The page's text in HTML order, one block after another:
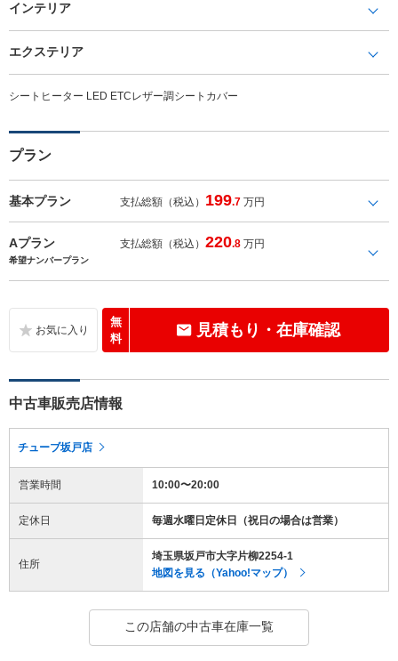
インテリア
エクステリア
シートヒーター LED ETCレザー調シートカバー
プラン
基本プラン 支払総額（税込） 199.7 万円
Aプラン 支払総額（税込）220.8 万円
希望ナンバープラン
無
料
見積もり・在庫確認
中古車販売店情報
チューブ坂戸店
営業時間 10:00〜20:00
定休日 毎週水曜日定休日（祝日の場合は営業）
住所
埼玉県坂戸市大字片柳2254-1
地図を見る（Yahoo!マップ）
この店舗の中古車在庫一覧